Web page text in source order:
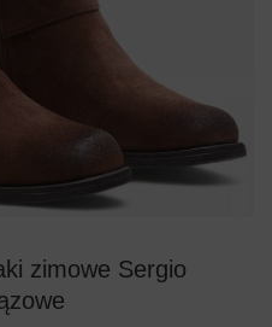
zimowe Sergio